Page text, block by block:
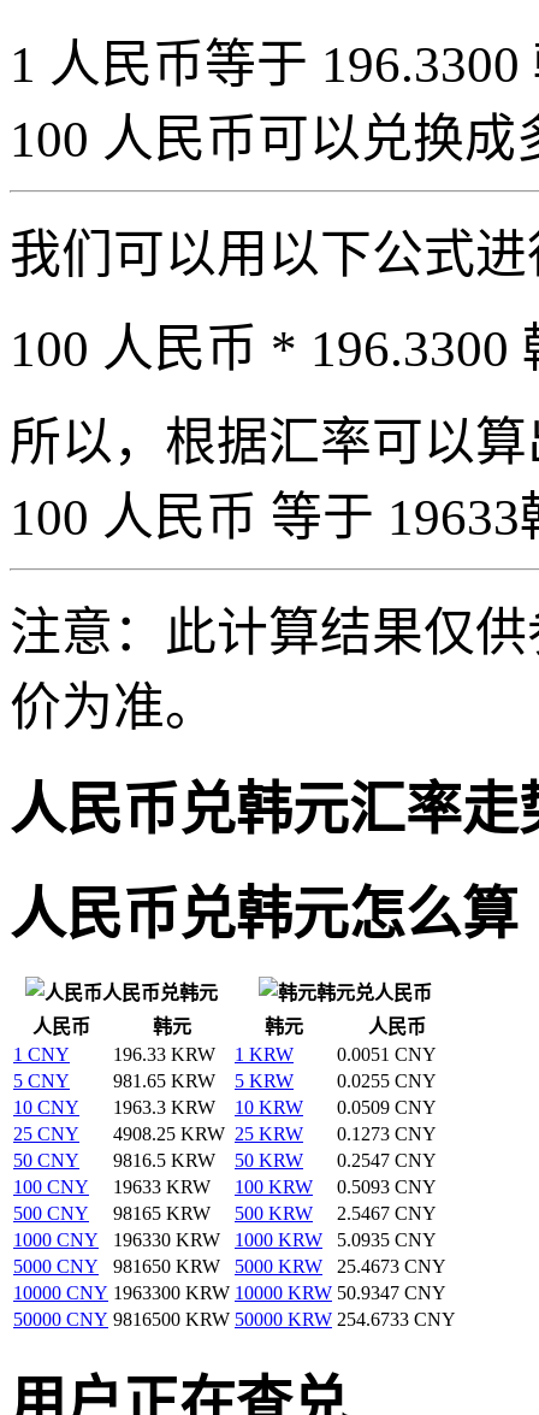
1 人民币等于
100 人民币可以兑换成
我们可以用以下公式
100 人民币 * 196.3300
所以，根据汇率可以
100 人民币 等于
注意：此计算结果仅
价为准。
人民币兑韩元汇率走
人民币兑韩元怎么算
人民币兑韩元
韩元兑人民币
人民币
韩元 韩元
人民币
1 CNY
196.33 KRW 1 KRW
0.0051 CNY
5 CNY
981.65 KRW 5 KRW
0.0255 CNY
10 CNY
1963.3 KRW 10 KRW
0.0509 CNY
25 CNY
4908.25 KRW 25 KRW
0.1273 CNY
50 CNY
9816.5 KRW 50 KRW
0.2547 CNY
100 CNY
19633 KRW 100 KRW
0.5093 CNY
500 CNY
98165 KRW 500 KRW
2.5467 CNY
1000 CNY
196330 KRW 1000 KRW
5.0935 CNY
5000 CNY
981650 KRW 5000 KRW
25.4673 CNY
10000 CNY 1963300 KRW 10000 KRW 50.9347 CNY
50000 CNY 9816500 KRW 50000 KRW 254.6733 CNY